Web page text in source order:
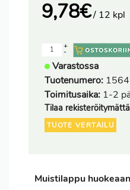
9,78€/ 12 kpl
-
+
Varastossa
Tuotenumero:
Toimitusaika: 1-2
Tilaa
TUOTE VERTAILU
Muistilappu